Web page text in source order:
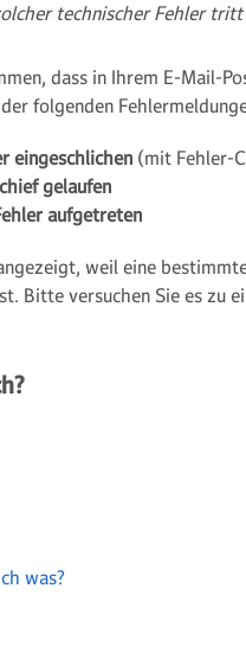
technischer Fehler
dass in Ihrem E-Mail-
folgenden
eingeschlichen (mit Fehler-
gelaufen
aufgetreten
weil eine
Bitte versuchen Sie es zu
was?